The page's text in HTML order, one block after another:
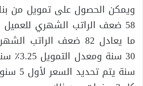
ويمكن الحصول على تمويل من
ما يعادل 82 ضعف
سنة